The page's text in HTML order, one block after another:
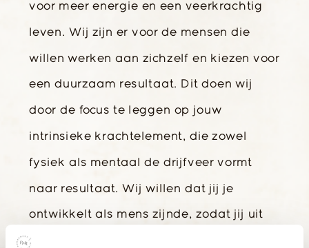
voor meer energie en een veerkrachtig
leven. Wij zijn er voor de mensen die
willen werken aan zichzelf en kiezen voor
een duurzaam resultaat. Dit doen wij
door de focus te leggen op jouw
intrinsieke krachtelement, die zowel
fysiek als mentaal de drijfveer vormt
naar resultaat. Wij willen dat jij je
ontwikkelt als mens zijnde, zodat jij uit
alle aspecten in je leven het beste uit